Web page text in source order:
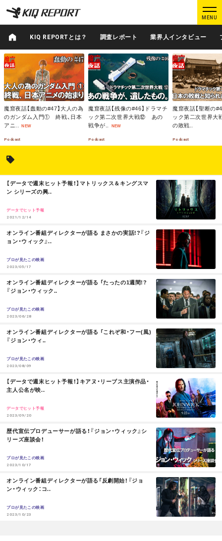
K
I
Q
R
E
P
O
R
T
MENU
K
I
Q
R
E
P
O
R
T
ログイン 新規登録
MAIN CONTENTS
調査レポート
プロが見たこの映画
Podcast データでヒット予報
KIQ REPORTとは?
お問い合わせ
プライバシーポリシー
OFFICIAL
w
t
r
F
c
o
P
s
KIQ REPORTとは？ 調査レポート 業界人インタビュー
魔窟夜話【蠢動の#47】大人の為
のガンダム入門① 終戦、日本
アニ.. NEW
Podcast
M
O
R
E
魔窟夜話【残像の#46】ドラマチ
ック第二次世界大戦⑫ あの
戦争が.. NEW
Podcast
M
O
魔窟夜話【聖断の
ック第二次世界
の敗戦..
Podcast
M
O
R
E
【データで週末ヒット予報！】マトリックス＆キングスマ
ン シリーズの興..
データでヒット予報
2021/12/14
オンライン番組ディレクターが語る まさかの実話!?『ジ
ョン・ウィック』..
プロが見たこの映画
2023/05/17
オンライン番組ディレクターが語る 「たったの1週間!?
『ジョン・ウィック..
プロが見たこの映画
2023/06/28
オンライン番組ディレクターが語る 「これぞ和・フー(風)
『ジョン・ウィ..
プロが見たこの映画
2023/08/09
【データで週末ヒット予報！】キアヌ・リーブス主演作品・
主人公名が映..
データでヒット予報
2023/09/20
歴代宣伝プロデューサーが語る！『ジョン・ウィック』シ
リーズ座談会！
プロが見たこの映画
2023/10/17
オンライン番組ディレクターが語る「反劇開始！『ジョ
ン・ウィック：コ..
プロが見たこの映画
2023/10/23